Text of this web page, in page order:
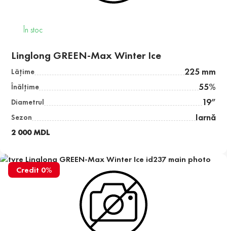
În stoc
Linglong GREEN-Max Winter Ice
Lăţime 225 mm
Înălţime 55%
Diametrul 19”
Sezon Iarnă
2 000 MDL
Credit 0%